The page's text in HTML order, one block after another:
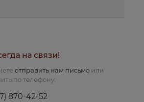
на связи!
отправить нам письмо или
по телефону:
870-42-52